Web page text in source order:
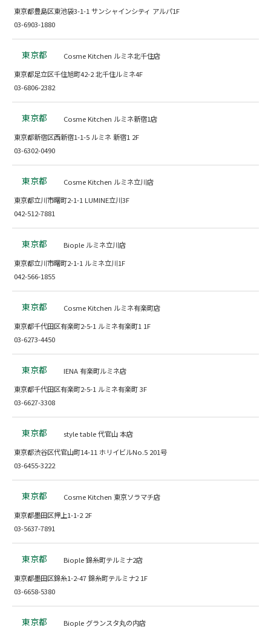
東京都豊島区東池袋3-1-1 サンシャインシティ アルパ1F
03-6903-1880
東京都
Cosme Kitchen ルミネ北千住店
東京都足立区千住旭町42-2 北千住ルミネ4F
03-6806-2382
東京都
Cosme Kitchen ルミネ新宿1店
東京都新宿区西新宿1-1-5 ルミネ 新宿1 2F
03-6302-0490
東京都
Cosme Kitchen ルミネ立川店
東京都立川市曙町2-1-1 LUMINE立川3F
042-512-7881
東京都
Biople ルミネ立川店
東京都立川市曙町2-1-1 ルミネ立川1F
042-566-1855
東京都
Cosme Kitchen ルミネ有楽町店
東京都千代田区有楽町2-5-1 ルミネ有楽町1 1F
03-6273-4450
東京都
IENA 有楽町ルミネ店
東京都千代田区有楽町2-5-1 ルミネ有楽町 3F
03-6627-3308
東京都
style table 代官山 本店
東京都渋谷区代官山町14-11 ホリイビルNo.5 201号
03-6455-3222
東京都
Cosme Kitchen 東京ソラマチ店
東京都墨田区押上1-1-2 2F
03-5637-7891
東京都
Biople 錦糸町テルミナ2店
東京都墨田区錦糸1-2-47 錦糸町テルミナ2 1F
03-6658-5380
東京都 Biople グランスタ丸の内店